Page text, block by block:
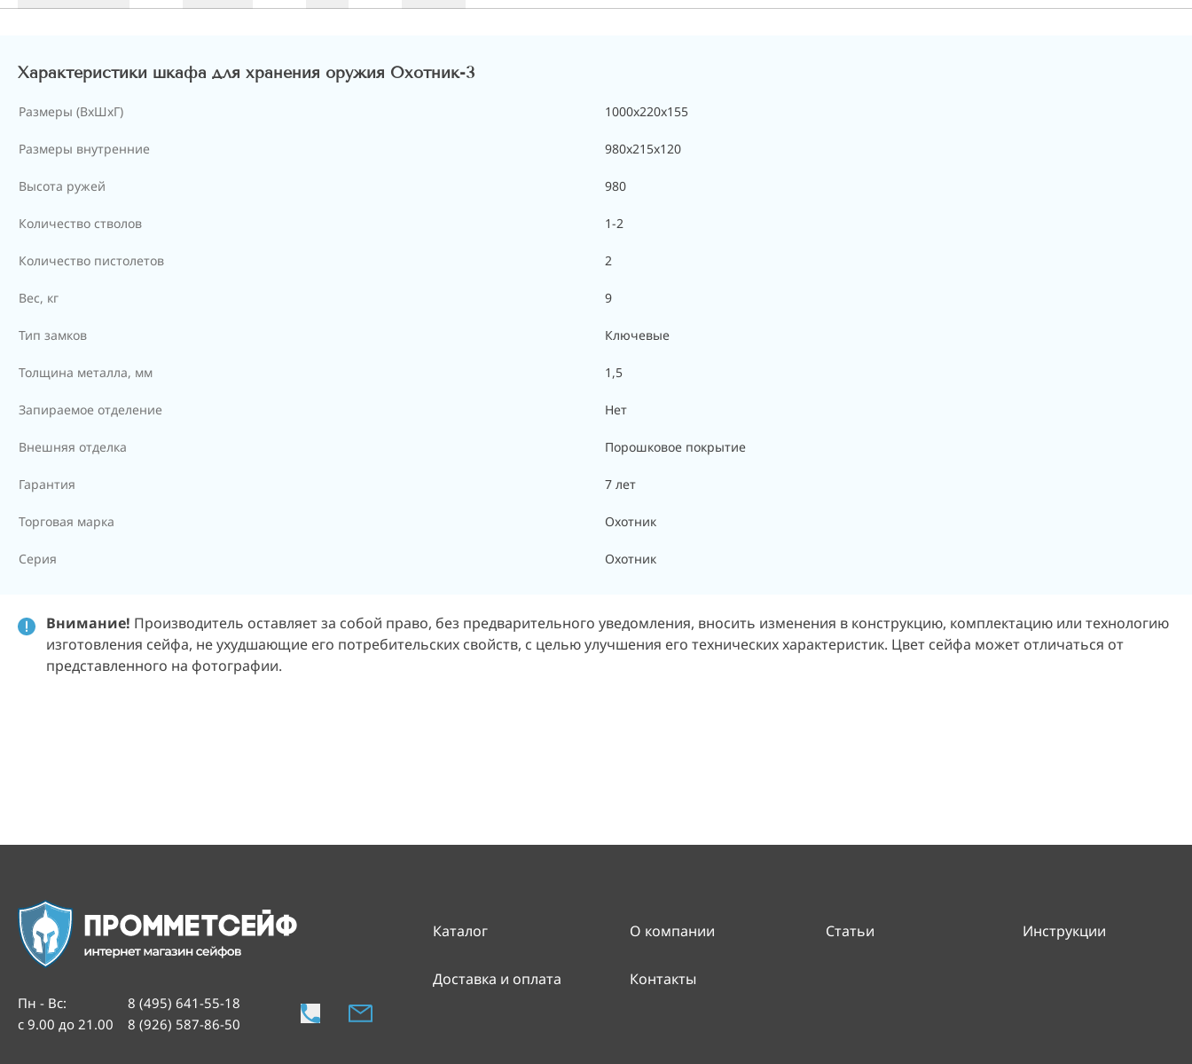
Характеристики шкафа для хранения оружия Охотник-3
Размеры (ВxШxГ) 1000х220х155
Размеры внутренние 980x215x120
Высота ружей 980
Количество стволов 1-2
Количество пистолетов 2
Вес, кг 9
Тип замков Ключевые
Толщина металла, мм 1,5
Запираемое отделение Нет
Внешняя отделка Порошковое покрытие
Гарантия 7 лет
Торговая марка Охотник
Серия Охотник
Внимание! Производитель оставляет за собой право, без предварительного уведомления, вносить изменения в конструкцию, комплектацию или технологию
изготовления сейфа, не ухудшающие его потребительских свойств, с целью улучшения его технических характеристик. Цвет сейфа может отличаться от
представленного на фотографии.
Пн - Вс:
с 9.00 до 21.00
8 (495) 641-55-18
8 (926) 587-86-50
Каталог О компании Статьи Инструкции
Доставка и оплата Контакты